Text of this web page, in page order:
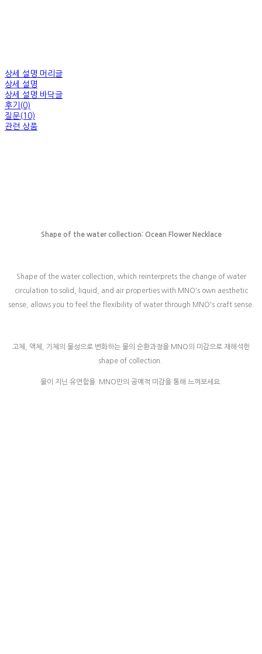
상세 설명 머리글
상세 설명
상세 설명 바닥글
후기(0)
질문(10)
관련 상품
Shape of the water collection: Ocean Flower Necklace
Shape of the water collection, which reinterprets the change of water
circulation to solid, liquid, and air properties with MNO's own aesthetic
sense, allows you to feel the flexibility of water through MNO's craft sense.
고체, 액체, 기체의 물성으로 변화하는 물의 순환과정을 MNO의 미감으로 재해석한
shape of collection.
물이 지닌 유연함을 MNO만의 공예적 미감을 통해 느껴보세요.